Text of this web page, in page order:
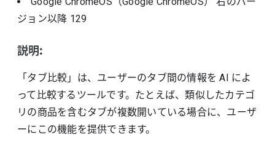
ジョン以降 129
説明:
「タブ比較」は、ユーザーのタブ間の情報を AI によ
って比較するツールです。たとえば、類似したカテゴ
リの商品を含むタブが複数開いている場合に、ユーザ
ーにこの機能を提供できます。